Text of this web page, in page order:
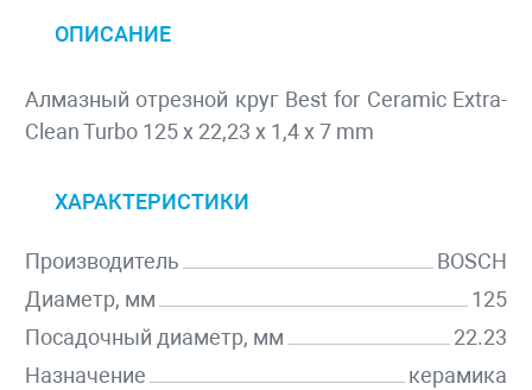
ОПИСАНИЕ
Алмазный отрезной круг Best for Ceramic Extra-
Clean Turbo 125 x 22,23 x 1,4 x 7 mm
ХАРАКТЕРИСТИКИ
Производитель
BOSCH
Диаметр, мм
125
Посадочный диаметр, мм
22.23
Назначение
керамика